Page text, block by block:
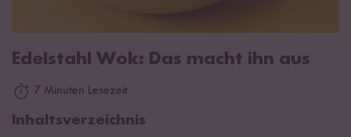
Edelstahl Wok: Das macht ihn aus
7 Minuten Lesezeit
Inhaltsverzeichnis